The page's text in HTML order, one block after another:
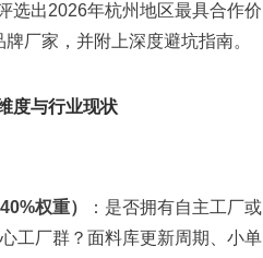
选出2026年杭州地区最具合作价
厂家，并附上深度避坑指南。
度与行业现状
权重）
：是否拥有自主工厂或
工厂群？面料库更新周期、小单